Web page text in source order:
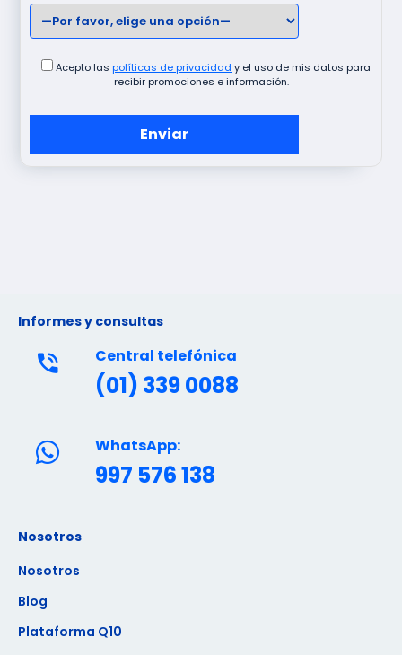
Acepto las políticas de privacidad y el uso de mis datos para
recibir promociones e información.
Informes y consultas
Central telefónica
(01) 339 0088
WhatsApp:
997 576 138
Nosotros
Nosotros
Blog
Plataforma Q10